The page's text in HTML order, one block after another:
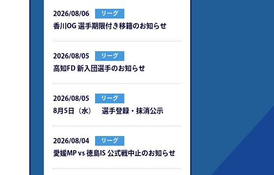
2026/08/06 リーグ
⾹川OG 選⼿期限付き移籍のお知らせ
2026/08/05 リーグ
⾼知FD 新⼊団選⼿のお知らせ
2026/08/05 リーグ
8月5日（水） 選手登録・抹消公示
2026/08/04 リーグ
愛媛MP vs 徳島IS 公式戦中⽌のお知らせ